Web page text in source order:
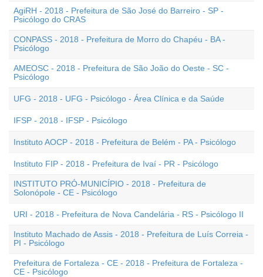
AgiRH - 2018 - Prefeitura de São José do Barreiro - SP -
Psicólogo do CRAS
CONPASS - 2018 - Prefeitura de Morro do Chapéu - BA -
Psicólogo
AMEOSC - 2018 - Prefeitura de São João do Oeste - SC -
Psicólogo
UFG - 2018 - UFG - Psicólogo - Área Clínica e da Saúde
IFSP - 2018 - IFSP - Psicólogo
Instituto AOCP - 2018 - Prefeitura de Belém - PA - Psicólogo
Instituto FIP - 2018 - Prefeitura de Ivaí - PR - Psicólogo
INSTITUTO PRÓ-MUNICÍPIO - 2018 - Prefeitura de
Solonópole - CE - Psicólogo
URI - 2018 - Prefeitura de Nova Candelária - RS - Psicólogo II
Instituto Machado de Assis - 2018 - Prefeitura de Luís Correia -
PI - Psicólogo
Prefeitura de Fortaleza - CE - 2018 - Prefeitura de Fortaleza -
CE - Psicólogo